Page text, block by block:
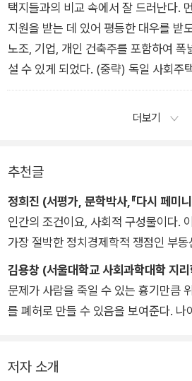
택지들과의 비교 속에서 잘 드러난다.
지원을 받는 데 있어 평등한 대우를 받
노조, 기업, 개인 건축주를 포함하여 폭
설 수 있게 되었다. (중략) 독일 사회주
소유하는 비상품화된 주택이 아니라
전환을 염두에 두고 건설된 주택 모델이
더보기
추천글
정희진 (서평가, 문학박사,『다시 페미
인간의 조건이요, 사회적 구성물이다.
가장 절박한 정치경제학적 쟁점인 부
레퍼런스라는 점에서, 사회구성원 모두
독일 근현대사에서 있었던 주택에 관
에도 ‘독일에서 배우자’는 접근 방식이
김용창 (서울대학교 사회과학대학 지
문제가 사람을 죽일 수 있는 흉기만큼
를 폐허로 만들 수 있음을 보여준다. 나
를 관통한다. 주택을 돈 문제로만 보도
저자 소개